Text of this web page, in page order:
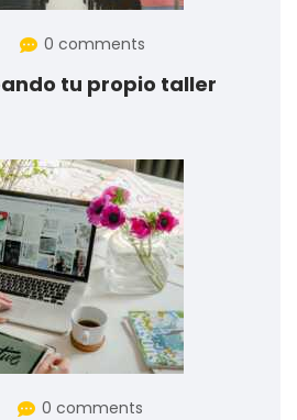
0 comments
tu propio taller
0 comments